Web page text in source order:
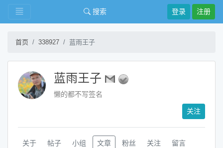
搜索 登录 注册
首页 338927 蓝雨王子
蓝雨王子
懒的都不写签名
关注
关于 帖子 小组 文章 粉丝 关注 留言